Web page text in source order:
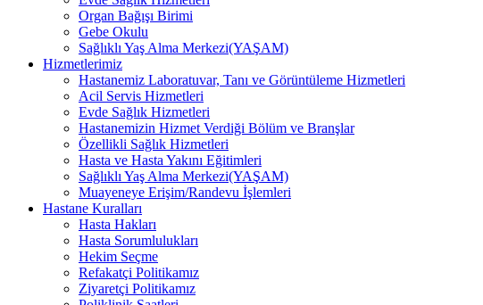
Organ Bağışı Birimi
Gebe Okulu
Sağlıklı Yaş Alma Merkezi(YAŞAM)
Hizmetlerimiz
Hastanemiz Laboratuvar, Tanı ve Görüntüleme Hizmetleri
Acil Servis Hizmetleri
Evde Sağlık Hizmetleri
Hastanemizin Hizmet Verdiği Bölüm ve Branşlar
Özellikli Sağlık Hizmetleri
Hasta ve Hasta Yakını Eğitimleri
Sağlıklı Yaş Alma Merkezi(YAŞAM)
Muayeneye Erişim/Randevu İşlemleri
Hastane Kuralları
Hasta Hakları
Hasta Sorumlulukları
Hekim Seçme
Refakatçi Politikamız
Ziyaretçi Politikamız